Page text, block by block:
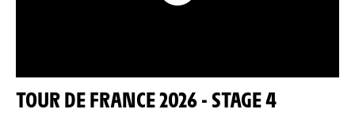
TOUR DE FRANCE 2026 - STAGE 4